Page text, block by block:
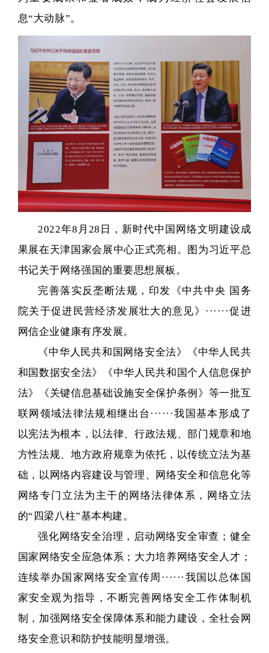
息“大动脉”。
2022年8月28日，新时代中国网络文明建设成
果展在天津国家会展中心正式亮相。图为习近平总
书记关于网络强国的重要思想展板。
完善落实反垄断法规，印发《中共中央 国务
院关于促进民营经济发展壮大的意见》······促进
网信企业健康有序发展。
《中华人民共和国网络安全法》《中华人民共
和国数据安全法》《中华人民共和国个人信息保护
法》《关键信息基础设施安全保护条例》等一批互
联网领域法律法规相继出台······我国基本形成了
以宪法为根本，以法律、行政法规、部门规章和地
方性法规、地方政府规章为依托，以传统立法为基
础，以网络内容建设与管理、网络安全和信息化等
网络专门立法为主干的网络法律体系，网络立法
的“四梁八柱”基本构建。
强化网络安全治理，启动网络安全审查；健全
国家网络安全应急体系；大力培养网络安全人才；
连续举办国家网络安全宣传周······我国以总体国
家安全观为指导，不断完善网络安全工作体制机
制，加强网络安全保障体系和能力建设，全社会网
络安全意识和防护技能明显增强。